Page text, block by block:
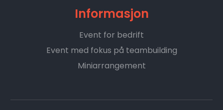
Informasjon
Event for bedrift
Event med fokus på teambuilding
Miniarrangement